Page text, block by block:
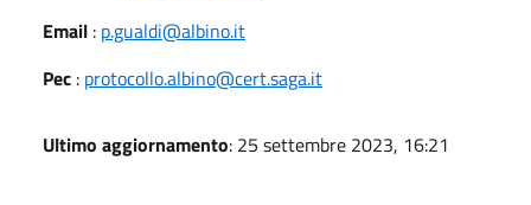
Email : p.gualdi@albino.it
Pec : protocollo.albino@cert.saga.it
Ultimo aggiornamento: 25 settembre 2023, 16:21